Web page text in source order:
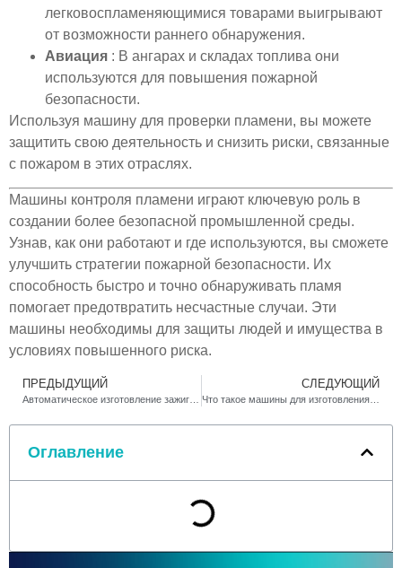
легковоспламеняющимися товарами выигрывают
от возможности раннего обнаружения.
Авиация : В ангарах и складах топлива они
используются для повышения пожарной
безопасности.
Используя машину для проверки пламени, вы можете
защитить свою деятельность и снизить риски, связанные
с пожаром в этих отраслях.
Машины контроля пламени играют ключевую роль в
создании более безопасной промышленной среды.
Узнав, как они работают и где используются, вы сможете
улучшить стратегии пожарной безопасности. Их
способность быстро и точно обнаруживать пламя
помогает предотвратить несчастные случаи. Эти
машины необходимы для защиты людей и имущества в
условиях повышенного риска.
ПРЕДЫДУЩИЙ СЛЕДУЮЩИЙ
Что такое машины для изготовления зажигалок и их роль в производстве
Оглавление